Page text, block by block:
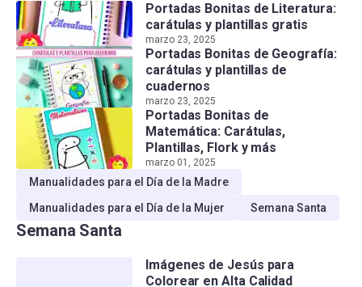
Portadas Bonitas de Literatura:
carátulas y plantillas gratis
marzo 23, 2025
Portadas Bonitas de Geografía:
carátulas y plantillas de
cuadernos
marzo 23, 2025
Portadas Bonitas de
Matemática: Carátulas,
Plantillas, Flork y más
marzo 01, 2025
Manualidades para el Día de la Madre
Manualidades para el Día de la Mujer
Semana Santa
Semana Santa
Imágenes de Jesús para
Colorear en Alta Calidad